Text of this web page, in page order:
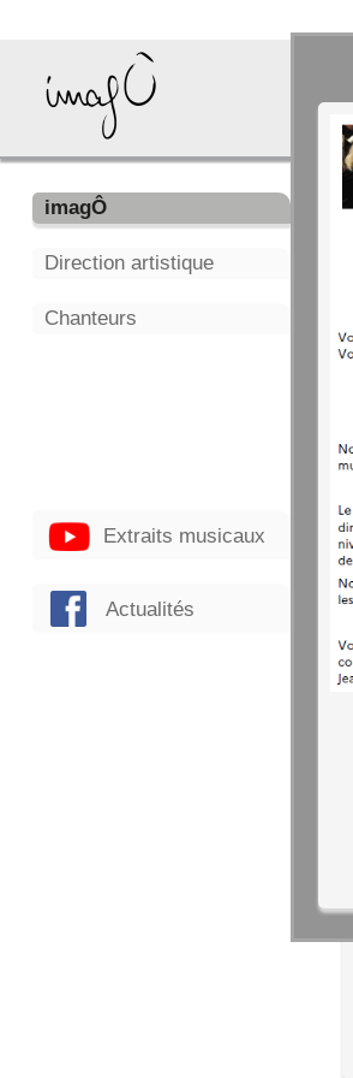
imagÔ
Direction artistique
Chanteurs
Extraits musicaux
Actualités